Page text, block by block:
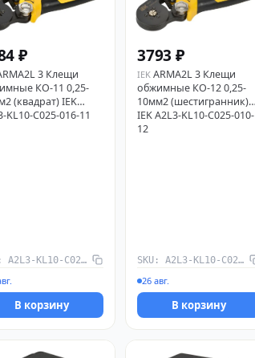
₽
3 Клещи
КО-11 0,25-
(квадрат) IEK
KL10-C025-016-11
SKU: A2L3-KL10-C025-016-11
В корзину
3793 ₽
IEK ARMA2L 3 Клещи
обжимные КО-12 0,25-
10мм2 (шестигранник)
IEK A2L3-KL10-C025-010-
12
SKU: A2L3-KL10-C025-010-12
26 авг.
В корзину